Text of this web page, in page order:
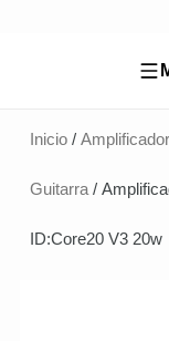
Inicio/
Guitarra/
ID:Core20 V3 20w